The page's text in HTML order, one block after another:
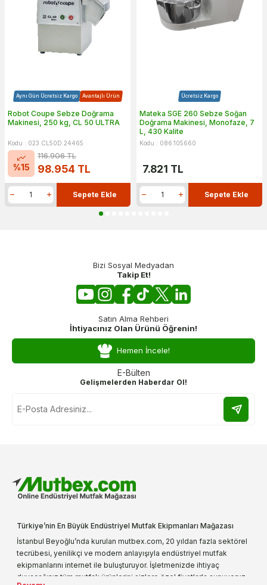
Aynı Gün Ücretsiz Kargo Avantajlı Ürün
Robot Coupe Sebze Doğrama
Makinesi, 250 kg, CL 50 ULTRA
Kodu : 023.CL50D.24465
%15
116.906TL
98.954 TL
Sepete Ekle
Ücretsiz Kargo
Mateka SGE 260 Sebze Soğan
Doğrama Makinesi, Monofaze, 7
L, 430 Kalite
Kodu : 086.105660
7.821 TL
Sepete Ekle
Bizi Sosyal Medyadan
Takip Et!
Satın Alma Rehberi
İhtiyacınız Olan Ürünü Öğrenin!
Hemen İncele!
E-Bülten
Gelişmelerden Haberdar Ol!
Türkiye’nin En Büyük Endüstriyel Mutfak Ekipmanları Mağazası
İstanbul Beyoğlu’nda kurulan mutbex.com, 20 yıldan fazla sektörel
tecrübesi, yenilikçi ve modern anlayışıyla endüstriyel mutfak
ekipmanlarını internet ile buluşturuyor. İşletmenizde ihtiyaç
duyacağınız tüm mutfak ürünlerini sizlere özel fiyatlarla sunuyoruz.